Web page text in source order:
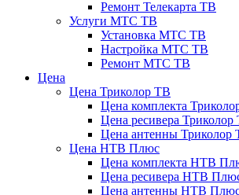
Ремонт Телекарта ТВ
Услуги МТС ТВ
Установка МТС ТВ
Настройка МТС ТВ
Ремонт МТС ТВ
Цена
Цена Триколор ТВ
Цена комплекта
Цена ресивера Триколор
Цена антенны Триколор
Цена НТВ Плюс
Цена комплекта НТВ
Цена ресивера НТВ
Цена антенны НТВ